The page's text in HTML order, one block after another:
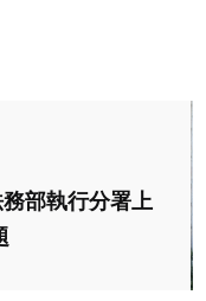
部執行分署上